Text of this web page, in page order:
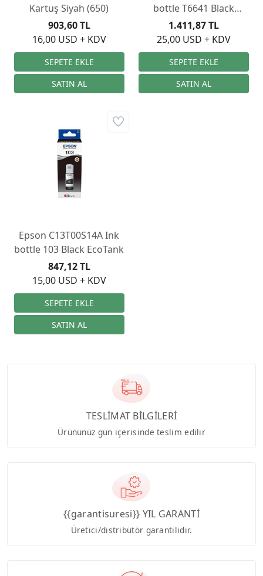
Kartuş Siyah (650)
16,00 USD + KDV
903,60 TL
bottle T6641 Black
EcoTank
25,00 USD + KDV
1.411,87 TL
Epson C13T00S14A Ink
bottle 103 Black EcoTank
15,00 USD + KDV
847,12 TL
TESLİMAT BİLGİLERİ
Ürününüz gün içerisinde teslim edilir
{{garantisuresi}} YIL GARANTİ
Üretici/distribütör garantilidir.